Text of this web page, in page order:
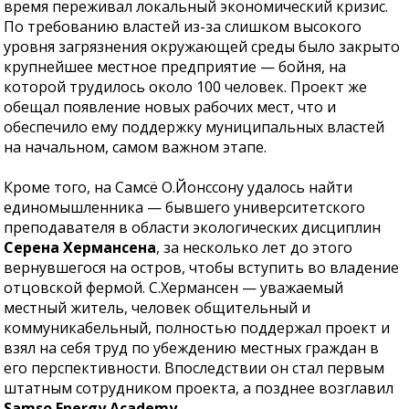
время переживал локальный экономический кризис.
По требованию властей из-за слишком высокого
уровня загрязнения окружающей среды было закрыто
крупнейшее местное предприятие — бойня, на
которой трудилось около 100 человек. Проект же
обещал появление новых рабочих мест, что и
обеспечило ему поддержку муниципальных властей
на начальном, самом важном этапе.
Кроме того, на Самсё О.Йонссону удалось найти
единомышленника — бывшего университетского
преподавателя в области экологических дисциплин
Серена Хермансена, за несколько лет до этого
вернувшегося на остров, чтобы вступить во владение
отцовской фермой. С.Хермансен — уважаемый
местный житель, человек общительный и
коммуникабельный, полностью поддержал проект и
взял на себя труд по убеждению местных граждан в
его перспективности. Впоследствии он стал первым
штатным сотрудником проекта, а позднее возглавил